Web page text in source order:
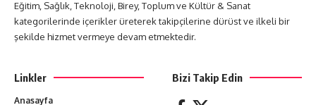
Eğitim, Sağlık, Teknoloji, Birey, Toplum ve Kültür & Sanat
kategorilerinde içerikler üreterek takipçilerine dürüst ve ilkeli bir
şekilde hizmet vermeye devam etmektedir.
Linkler
Anasayfa
Bizi Takip Edin